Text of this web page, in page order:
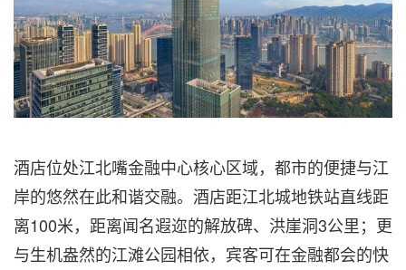
酒店位处江北嘴金融中心核心区域，都市的便捷与江
岸的悠然在此和谐交融。酒店距江北城地铁站直线距
离100米，距离闻名遐迩的解放碑、洪崖洞3公里；更
与生机盎然的江滩公园相依，宾客可在金融都会的快